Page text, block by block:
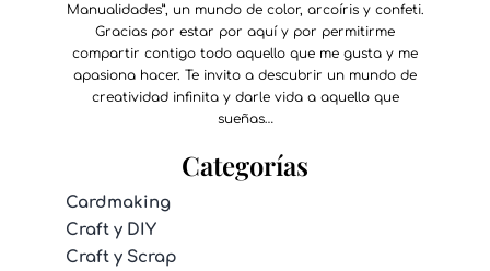
Manualidades”, un mundo de color, arcoíris y confeti.
Gracias por estar por aquí y por permitirme
compartir contigo todo aquello que me gusta y me
apasiona hacer. Te invito a descubrir un mundo de
creatividad infinita y darle vida a aquello que
sueñas…
Categorías
Cardmaking
Craft y DIY
Craft y Scrap